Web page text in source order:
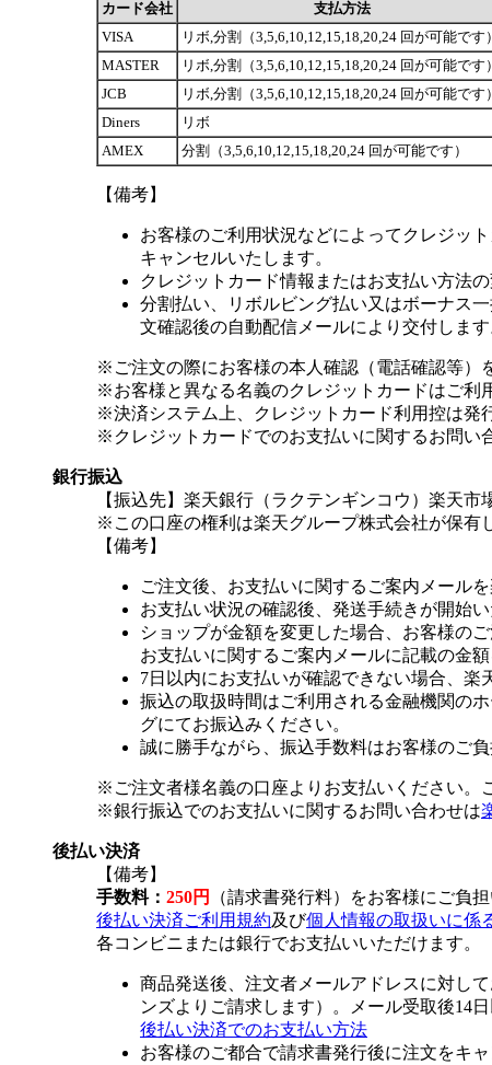
カード会社
支払方法
VISA
リボ,分割（3,5,6,10,12,15,18,20,24 回が可能です
MASTER
リボ,分割（3,5,6,10,12,15,18,20,24 回が可能です
JCB
リボ,分割（3,5,6,10,12,15,18,20,24 回が可能です
Diners
リボ
AMEX
分割（3,5,6,10,12,15,18,20,24 回が可能です）
【備考】
お客様のご利用状況などによってクレジッ
キャンセルいたします。
クレジットカード情報またはお支払い方法
分割払い、リボルビング払い又はボーナス
文確認後の自動配信メールにより交付します
※ご注文の際にお客様の本人確認（電話確認等）
※お客様と異なる名義のクレジットカードはご利
※決済システム上、クレジットカード利用控は発
※クレジットカードでのお支払いに関するお問い
銀行振込
【振込先】楽天銀行（ラクテンギンコウ）楽天
※この口座の権利は楽天グループ株式会社が保有
【備考】
ご注文後、お支払いに関するご案内メール
お支払い状況の確認後、発送手続きが開始い
ショップが金額を変更した場合、お客様の
お支払いに関するご案内メールに記載の金
7日以内にお支払いが確認できない場合、楽
振込の取扱時間はご利用される金融機関の
グにてお振込みください。
誠に勝手ながら、振込手数料はお客様のご負
※ご注文者様名義の口座よりお支払いください。
※銀行振込でのお支払いに関するお問い合わせは
後払い決済
【備考】
手数料： 250円
（請求書発行料）をお客様にご負担
後払い決済ご利用規約及び個人情報の取扱いに係
各コンビニまたは銀行でお支払いいただけます。
商品発送後、注文者メールアドレスに対し
ンズよりご請求します）。メール受取後14
後払い決済でのお支払い方法
お客様のご都合で請求書発行後に注文をキ